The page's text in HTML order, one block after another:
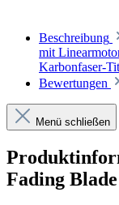
Beschreibung
mit
Karbonfaser-
Bewertungen
Menü schließen
Fading